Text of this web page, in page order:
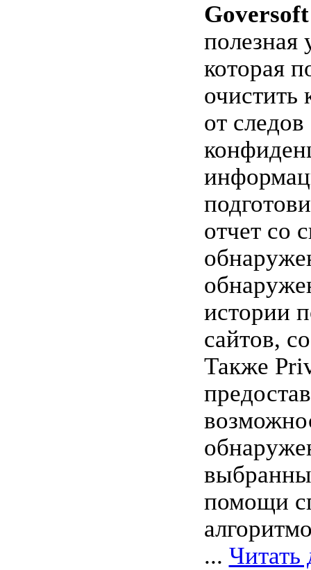
полезная
которая
очистить
от следов
отчет со
истории
сайтов,
Также
помощи
... Читать